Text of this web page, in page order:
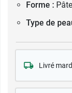
Forme : Pâte
Type de
Livré